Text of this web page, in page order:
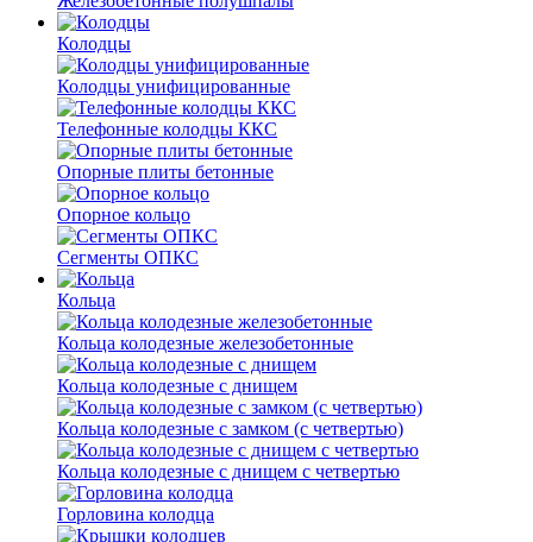
Колодцы
Колодцы унифицированные
Телефонные колодцы ККС
Опорные плиты бетонные
Опорное кольцо
Сегменты ОПКС
Кольца
Кольца колодезные железобетонные
Кольца колодезные с днищем
Кольца колодезные с замком (с четвертью)
Кольца колодезные с днищем с четвертью
Горловина колодца